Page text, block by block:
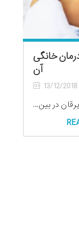
خانگی
آن
13/12/2018
در بین...